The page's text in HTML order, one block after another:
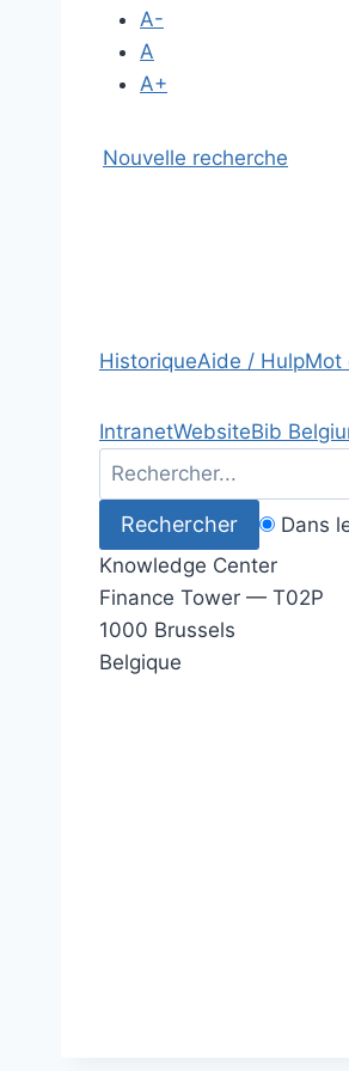
A-
A
A+
Nouvelle recherche
HistoriqueAide / HulpMot
IntranetWebsiteBib
Dans
Knowledge Center
Finance Tower — T02P
1000 Brussels
Belgique